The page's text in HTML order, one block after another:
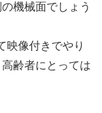
機械面でしょう
映像付きでやり
齢者にとっては